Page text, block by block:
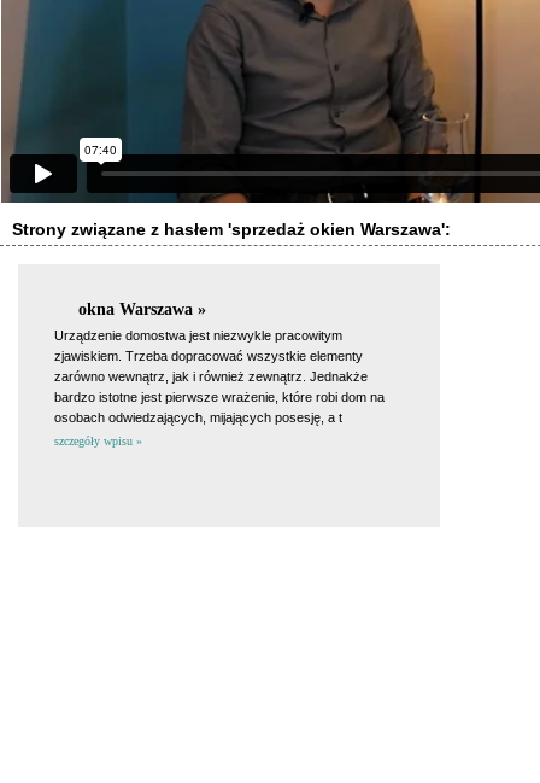
Strony związane z hasłem 'sprzedaż okien Warszawa':
okna Warszawa »
Urządzenie domostwa jest niezwykle pracowitym
zjawiskiem. Trzeba dopracować wszystkie elementy
zarówno wewnątrz, jak i również zewnątrz. Jednakże
bardzo istotne jest pierwsze wrażenie, które robi dom na
osobach odwiedzających, mijających posesję, a t
szczegóły wpisu »